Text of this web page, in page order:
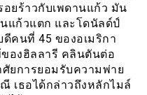
อยร้าวกับเพดานแก้ว มัน
แก้วแตก และโดนัลด์ป์
คนที่ 45 ของอเมริกา
องฮิลลารี คลินตันต่อ
ยการยอมรับความพ่าย
เธอได้กล่าวถึงหลักไมล์